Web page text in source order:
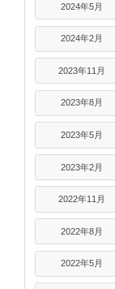
2024年5月
2024年2月
2023年11月
2023年8月
2023年5月
2023年2月
2022年11月
2022年8月
2022年5月